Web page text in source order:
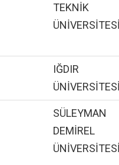
TEKNİK
IĞDIR
SÜLEYMAN
DEMİREL